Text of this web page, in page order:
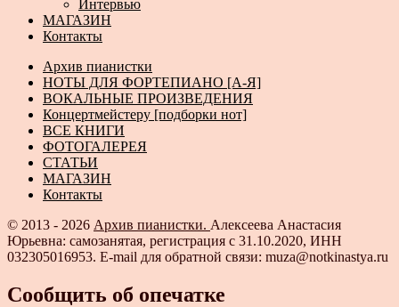
Интервью
МАГАЗИН
Контакты
Архив пианистки
НОТЫ ДЛЯ ФОРТЕПИАНО [А-Я]
ВОКАЛЬНЫЕ ПРОИЗВЕДЕНИЯ
Концертмейстеру [подборки нот]
ВСЕ КНИГИ
ФОТОГАЛЕРЕЯ
СТАТЬИ
МАГАЗИН
Контакты
© 2013 - 2026 Архив пианистки. Алексеева Анастасия
Юрьевна: самозанятая, регистрация с 31.10.2020, ИНН
032305016953. E-mail для обратной связи: muza@notkinastya.ru
Сообщить об опечатке